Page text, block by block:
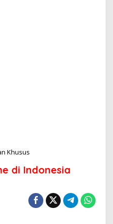
Khusus
a
m
i
di Indonesia